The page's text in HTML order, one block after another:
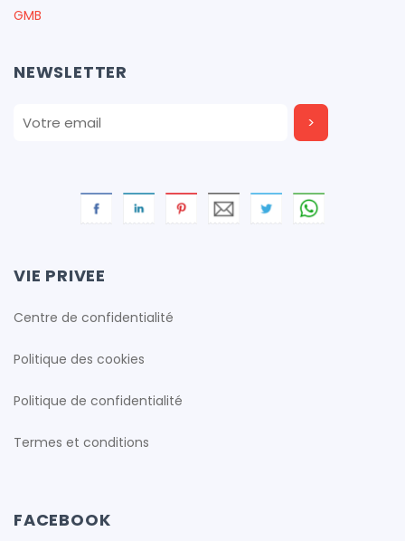
GMB
NEWSLETTER
VIE PRIVEE
Centre de confidentialité
Politique des cookies
Politique de confidentialité
Termes et conditions
FACEBOOK